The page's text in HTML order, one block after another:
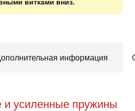
витками вниз.
информация
и усиленные пружины